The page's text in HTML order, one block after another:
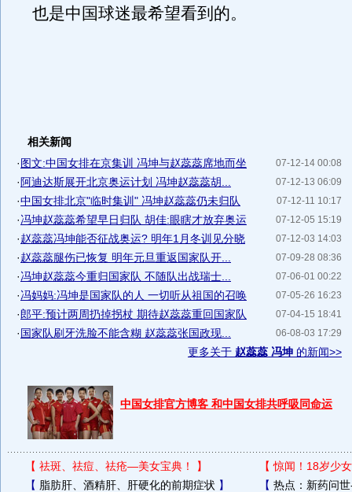
也是中国球迷最希望看到的。
相关新闻
07-12-14 00:08
·图文:中国女排在京集训 冯坤与赵蕊蕊席地而坐
07-12-13 06:09
· 阿迪达斯展开北京奥运计划 冯坤赵蕊蕊胡...
07-12-11 10:17
·中国女排北京"临时集训" 冯坤赵蕊蕊仍未归队
07-12-05 15:19
·冯坤赵蕊蕊希望早日归队 胡佳:眼瞎才放弃奥运
07-12-03 14:03
·赵蕊蕊冯坤能否征战奥运? 明年1月冬训见分晓
07-09-28 08:36
·赵蕊蕊腿伤已恢复 明年元旦重返国家队开...
07-06-01 00:22
·冯坤赵蕊蕊今重归国家队 不随队出战瑞士...
07-05-26 16:23
·冯妈妈:冯坤是国家队的人 一切听从祖国的召唤
07-04-15 18:41
·郎平:预计两周扔掉拐杖 期待赵蕊蕊重回国家队
06-08-03 17:29
·国家队刷牙洗脸不能含糊 赵蕊蕊张国政现...
更多关于 赵蕊蕊 冯坤 的新闻>>
中国女排官方博客 和中国女排共呼吸同命运
【 祛斑、祛痘、祛疮—美女宝典！ 】 【惊闻！18岁少
【 脂肪肝、酒精肝、肝硬化的前期症状 】 【 热点：新药问